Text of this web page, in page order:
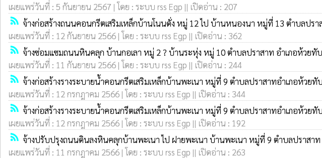
เผยแพร่วันที่ : 5 กันยายน 2567 | โดย : ระบบ rss Egp || เปิดอ่าน : 207
rss_feed จ้างก่อสร้างถนนคอนกรีตเสริมเหล็กบ้านโนนดั่ง หมู่ 12 ไป บ้านหนองนา หมู่ที่ 13 ตำบลปรา
เผยแพร่วันที่ : 12 กันยายน 2566 | โดย : ระบบ rss Egp || เปิดอ่าน : 362
rss_feed จ้างซ่อมแซมถนนหินคลุก บ้านกอเลา หมู่ 2 ? บ้านระหุ่ง หมู่ 10 ตำบลปราสาท อำเภอห้วยทับ
เผยแพร่วันที่ : 11 กันยายน 2566 | โดย : ระบบ rss Egp || เปิดอ่าน : 244
rss_feed จ้างก่อสร้างรางระบายน้ำคอนกรีตเสริมเหล็กบ้านพะเนา หมู่ที่ 9 ตำบลปราสาทอำเภอห้วยทั
เผยแพร่วันที่ : 12 กรกฎาคม 2566 | โดย : ระบบ rss Egp || เปิดอ่าน : 344
rss_feed จ้างก่อสร้างรางระบายน้ำคอนกรีตเสริมเหล็กบ้านพะเนา หมู่ที่ 9 ตำบลปราสาทอำเภอห้วยทั
เผยแพร่วันที่ : 12 กรกฎาคม 2566 | โดย : ระบบ rss Egp || เปิดอ่าน : 192
rss_feed จ้างปรับปรุงถนนดินลงหินคลุกบ้านพะเนา ไป ฝายพะเนา บ้านพะเนา หมู่ที่ 9 ตำบลปราสาท
เผยแพร่วันที่ : 11 กรกฎาคม 2566 | โดย : ระบบ rss Egp || เปิดอ่าน : 263